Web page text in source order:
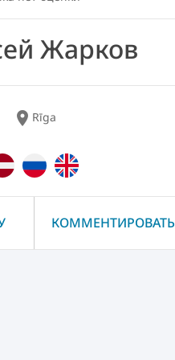
Жарков
location_on Rīga
КОММЕНТИРОВАТЬ